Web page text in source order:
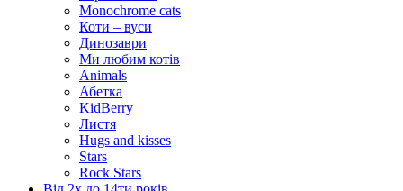
Monochrome cats
Коти – вуси
Динозаври
Ми любим котів
Animals
Абетка
KidBerry
Листя
Hugs and kisses
Stars
Rock Stars